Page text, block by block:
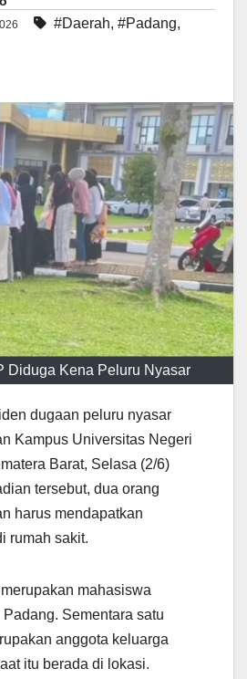
#Daerah, #Padang,
Diduga Kena Peluru Nyasar
dugaan peluru nyasar
Kampus Universitas Negeri
Barat, Selasa (2/6)
tersebut, dua orang
harus mendapatkan
rumah sakit.
mahasiswa
Sementara satu
anggota keluarga
itu berada di lokasi.